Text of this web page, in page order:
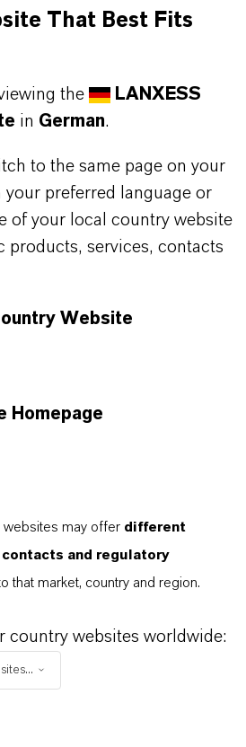
Innovationskraft und
Im Mittelpunkt
profitieren von
ihrer Märkte. Hier
Gründe, warum
Partner für Ihr Unternehmen
LANXESS der richtige
That Best Fits
the
LANXESS
in German.
to the same page on your
preferred language or
of your local country website
products, services, contacts
Website
Homepage
websites may offer different
and regulatory
that market, country and region.
country websites worldwide: